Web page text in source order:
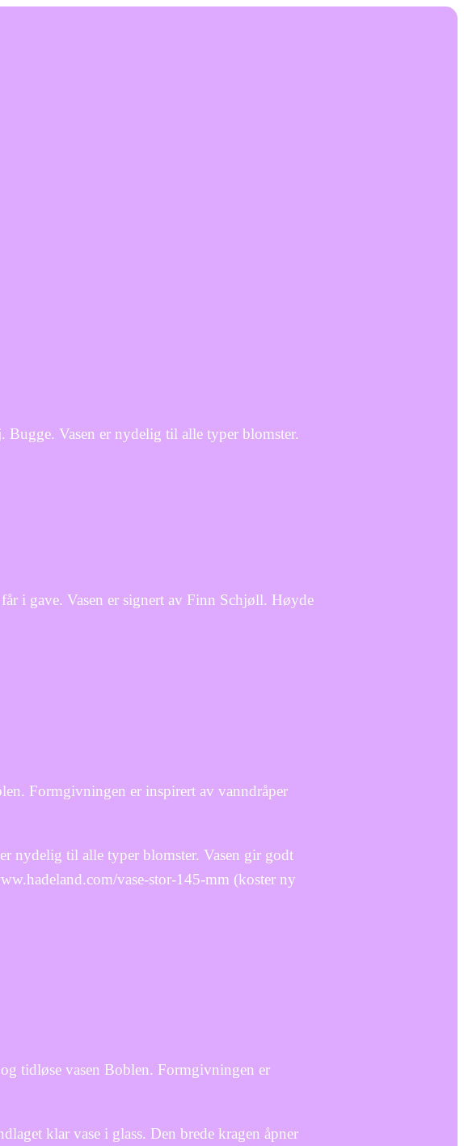
Vasen er nydelig til alle typer blomster.
i gave. Vasen er signert av Finn Schjøll. Høyde
Formgivningen er inspirert av vanndråper
nydelig til alle typer blomster. Vasen gir godt
vase-stor-145-mm (koster ny
tidløse vasen Boblen. Formgivningen er
klar vase i glass. Den brede kragen åpner